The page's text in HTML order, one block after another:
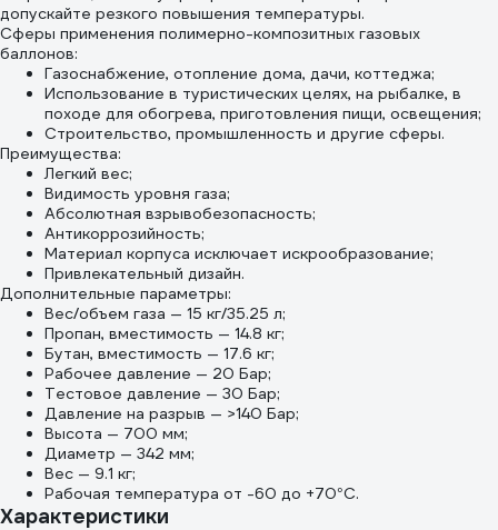
допускайте резкого повышения температуры.
Сферы применения полимерно-композитных газовых
баллонов:
Газоснабжение, отопление дома, дачи, коттеджа;
Использование в туристических целях, на рыбалке, в
походе для обогрева, приготовления пищи, освещения;
Строительство, промышленность и другие сферы.
Преимущества:
Легкий вес;
Видимость уровня газа;
Абсолютная взрывобезопасность;
Антикоррозийность;
Материал корпуса исключает искрообразование;
Привлекательный дизайн.
Дополнительные параметры:
Вес/объем газа — 15 кг/35.25 л;
Пропан, вместимость — 14.8 кг;
Бутан, вместимость — 17.6 кг;
Рабочее давление — 20 Бар;
Тестовое давление — 30 Бар;
Давление на разрыв — >140 Бар;
Высота — 700 мм;
Диаметр — 342 мм;
Вес — 9.1 кг;
Рабочая температура от -60 до +70°С.
Характеристики